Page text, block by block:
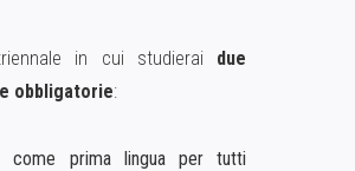
in cui studierai due
obbligatorie:
come prima lingua per tutti